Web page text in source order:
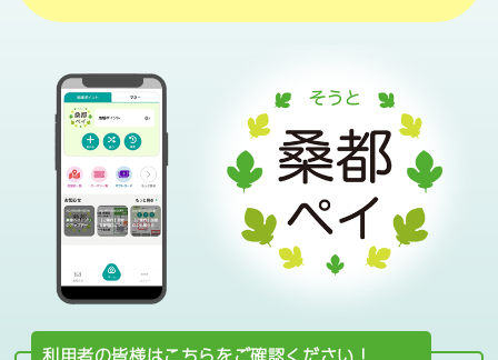
利用者の皆様はこちらをご確認ください！